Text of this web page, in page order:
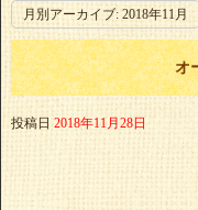
月別アーカイブ: 2018年11月
オ
投稿日 2018年11月28日